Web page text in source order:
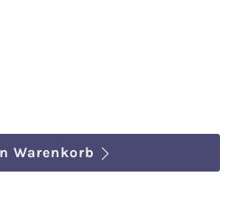
Gib den
Warenkorb